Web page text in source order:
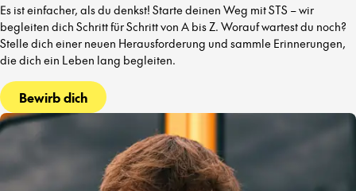
Es ist einfacher, als du denkst! Starte deinen Weg mit STS – wir
begleiten dich Schritt für Schritt von A bis Z. Worauf wartest du noch?
Stelle dich einer neuen Herausforderung und sammle Erinnerungen,
die dich ein Leben lang begleiten.
Bewirb dich